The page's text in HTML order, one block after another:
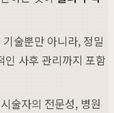
술뿐만 아니라, 정밀
인 사후 관리까지 포함
술자의 전문성, 병원